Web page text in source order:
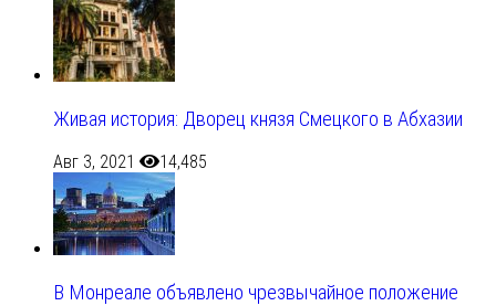
Живая история: Дворец князя Смецкого в Абхазии
Авг 3, 2021 14,485
В Монреале объявлено чрезвычайное положение